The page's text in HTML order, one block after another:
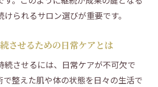
られるサロン選びが重要です。
させるための日常ケアとは
続させるには、日常ケアが不可欠で
で整えた肌や体の状態を日々の生活で